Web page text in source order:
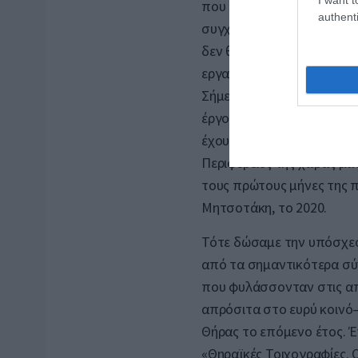
που δημιουργούμε και
συγχρόνως
δεν θα μπορούσαν να
εργαλεία και η
Σήμερα, ανοίγει τις
έργο ενταγμένο στην
έχουμε σχεδιάσει στο
Περιφέρειες της χώρας
τους πρώτους μήνες της
Μητσοτάκη, το 2020.
Τότε δώσαμε την
από τα σημαντικότερα
που φυλάσσονταν στις
απρόσιτα στο ευρύ
Θήρας το επόμενο έτος.
«Θηραϊκές